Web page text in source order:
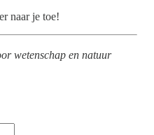
naar je toe!
wetenschap en natuur